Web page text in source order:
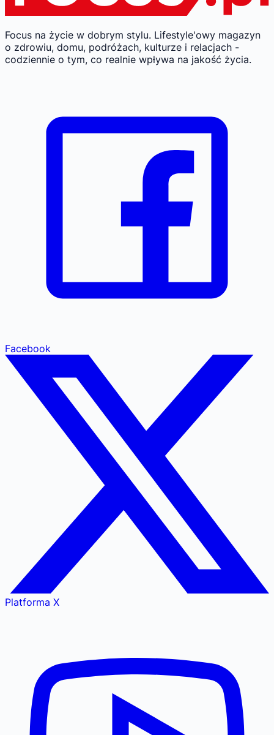
Focus na życie w dobrym stylu. Lifestyle'owy magazyn
o zdrowiu, domu, podróżach, kulturze i relacjach -
codziennie o tym, co realnie wpływa na jakość życia.
Facebook
Platforma X